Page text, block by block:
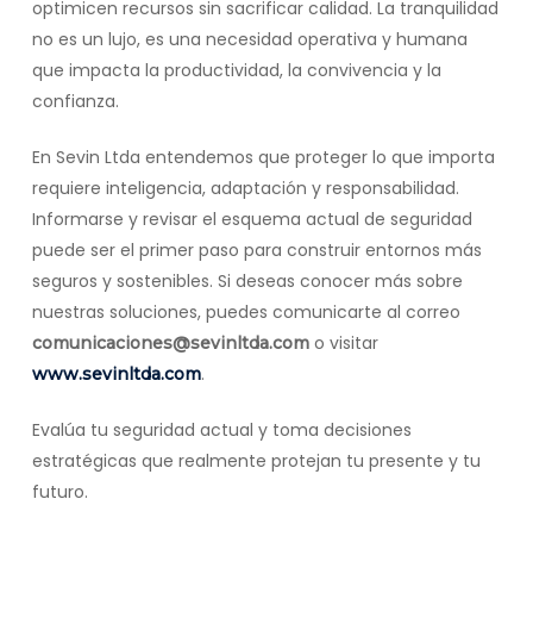
optimicen recursos sin sacrificar calidad. La tranquilidad
no es un lujo, es una necesidad operativa y humana
que impacta la productividad, la convivencia y la
confianza.
En Sevin Ltda entendemos que proteger lo que importa
requiere inteligencia, adaptación y responsabilidad.
Informarse y revisar el esquema actual de seguridad
puede ser el primer paso para construir entornos más
seguros y sostenibles. Si deseas conocer más sobre
nuestras soluciones, puedes comunicarte al correo
comunicaciones@sevinltda.como visitar
www.sevinltda.com.
Evalúa tu seguridad actual y toma decisiones
estratégicas que realmente protejan tu presente y tu
futuro.